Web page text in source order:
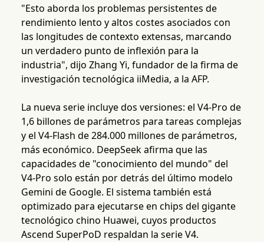
"Esto aborda los problemas persistentes de
rendimiento lento y altos costes asociados con
las longitudes de contexto extensas, marcando
un verdadero punto de inflexión para la
industria", dijo Zhang Yi, fundador de la firma de
investigación tecnológica iiMedia, a la AFP.
La nueva serie incluye dos versiones: el V4-Pro de
1,6 billones de parámetros para tareas complejas
y el V4-Flash de 284.000 millones de parámetros,
más económico. DeepSeek afirma que las
capacidades de "conocimiento del mundo" del
V4-Pro solo están por detrás del último modelo
Gemini de Google. El sistema también está
optimizado para ejecutarse en chips del gigante
tecnológico chino Huawei, cuyos productos
Ascend SuperPoD respaldan la serie V4.